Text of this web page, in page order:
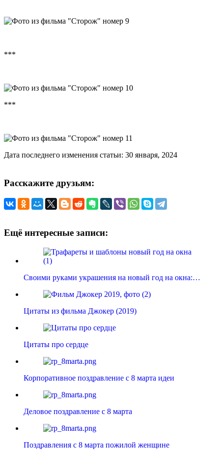
***
***
Дата последнего изменения статьи: 30 января, 2024
Расскажите друзьям:
Ещё интересные записи:
Своими руками украшения на новый год на окна:…
Цитаты из фильма Джокер (2019)
Цитаты про сердце
Корпоративное поздравление с 8 марта идеи
Деловое поздравление с 8 марта
Поздравления с 8 марта пожилой женщине